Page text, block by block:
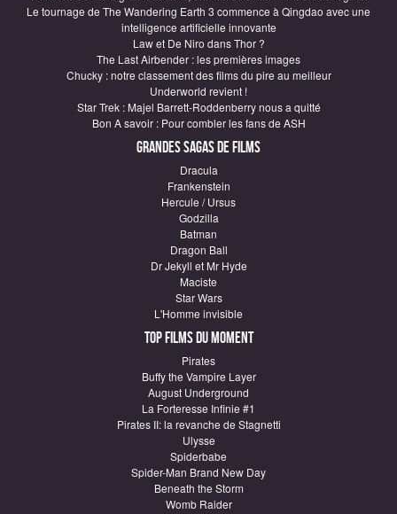
Le tournage de The Wandering Earth 3 commence à Qingdao avec une
intelligence artificielle innovante
Law et De Niro dans Thor ?
The Last Airbender : les premières images
Chucky : notre classement des films du pire au meilleur
Underworld revient !
Star Trek : Majel Barrett-Roddenberry nous a quitté
Bon A savoir : Pour combler les fans de ASH
Grandes sagas de Films
Dracula
Frankenstein
Hercule / Ursus
Godzilla
Batman
Dragon Ball
Dr Jekyll et Mr Hyde
Maciste
Star Wars
L'Homme invisible
Top Films du moment
Pirates
Buffy the Vampire Layer
August Underground
La Forteresse Infinie #1
Pirates II: la revanche de Stagnetti
Ulysse
Spiderbabe
Spider-Man Brand New Day
Beneath the Storm
Womb Raider